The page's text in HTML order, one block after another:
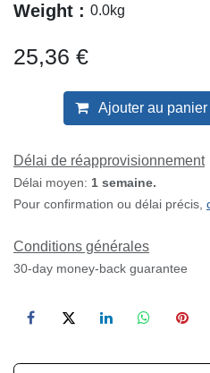
Weight : 0.0kg
25,36 €
Ajouter au panier
Délai de réapprovisionnement
Délai moyen: 1 semaine.
Pour confirmation ou délai précis,
Conditions générales
30-day money-back guarantee